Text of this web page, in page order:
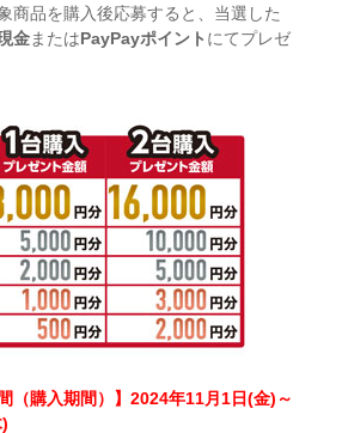
商品を購入後応募すると、当選した
金またはPayPayポイント にてプレゼ
（購入期間）】2024年11月1日(金)～